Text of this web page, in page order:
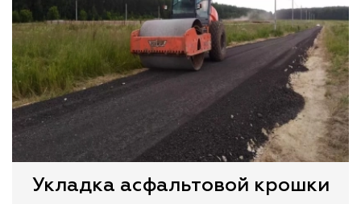
Укладка асфальтовой крошки